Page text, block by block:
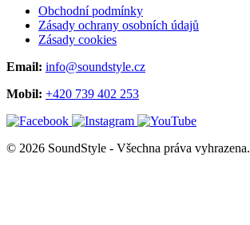
Obchodní podmínky
Zásady ochrany osobních údajů
Zásady cookies
Email: info@soundstyle.cz
Mobil: +420 739 402 253
© 2026 SoundStyle - Všechna práva vyhrazena.